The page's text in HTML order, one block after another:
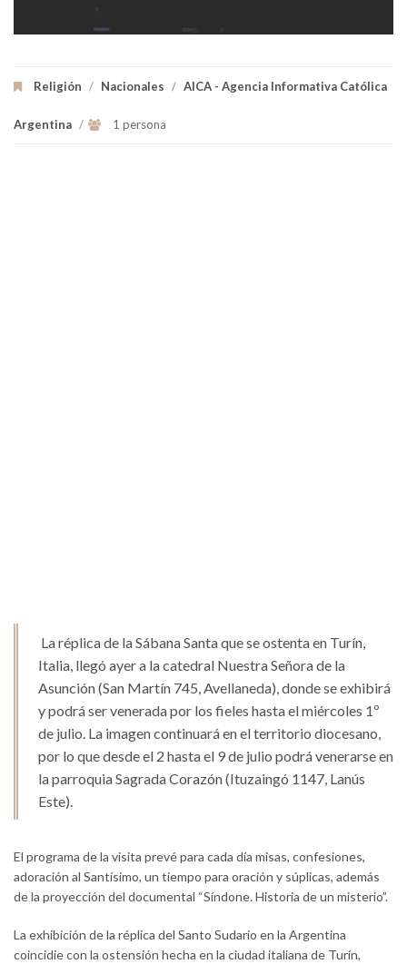
Religión / Nacionales / AICA - Agencia Informativa Católica
Argentina / 1 persona
La réplica de la Sábana Santa que se ostenta en Turín,
Italia, llegó ayer a la catedral Nuestra Señora de la
Asunción (San Martín 745, Avellaneda), donde se exhibirá
y podrá ser venerada por los fieles hasta el miércoles 1º
de julio. La imagen continuará en el territorio diocesano,
por lo que desde el 2 hasta el 9 de julio podrá venerarse en
la parroquia Sagrada Corazón (Ituzaingó 1147, Lanús
Este).
El programa de la visita prevé para cada día misas, confesiones,
adoración al Santísimo, un tiempo para oración y súplicas, además
de la proyección del documental “Síndone. Historia de un misterio”.
La exhibición de la réplica del Santo Sudario en la Argentina
coincidie con la ostensión hecha en la ciudad italiana de Turín,